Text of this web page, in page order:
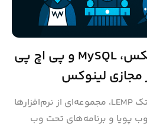
نحوه نصب انجین ایکس، MySQL و پی اچ پی
مقدمه استک LEMP، مجموعه‌ای از نرم‌افزارها
پویا و برنامه‌های تحت وب